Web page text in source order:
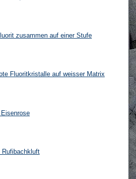
zusammen auf einer Stufe
Fluoritkristalle auf weisser Matrix
Rufibachkluft